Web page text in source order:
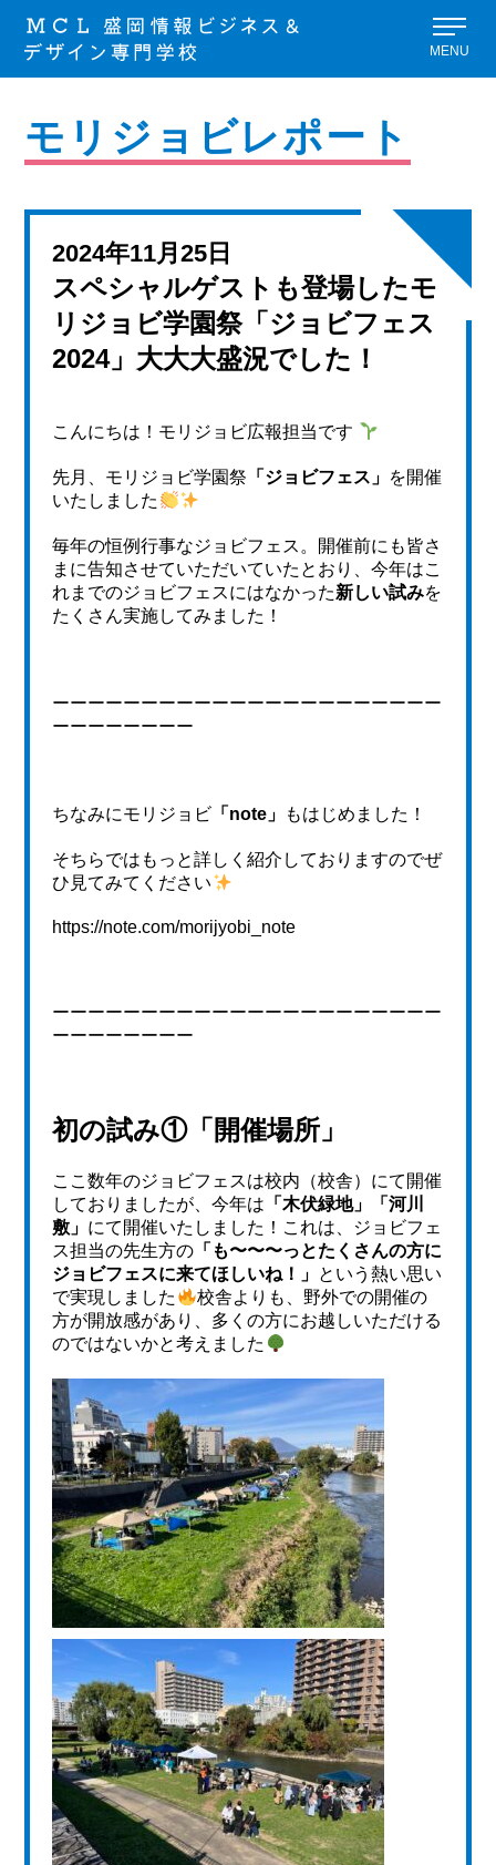
MENU
モリジョビレポート
2024年11月25日
スペシャルゲストも登場したモ
リジョビ学園祭「ジョビフェス
2024」大大大盛況でした！
こんにちは！モリジョビ広報担当です
先月、モリジョビ学園祭 「ジョビフェス」 を開催
いたしました
毎年の恒例行事なジョビフェス。開催前にも皆さ
まに告知させていただいていたとおり、今年はこ
れまでのジョビフェスにはなかった新しい試みを
たくさん実施してみました！
ーーーーーーーーーーーーーーーーーーーーーー
ーーーーーーーー
ちなみにモリジョビ 「note」 もはじめました！
そちらではもっと詳しく紹介しておりますのでぜ
ひ見てみてください
https://note.com/morijyobi_note
ーーーーーーーーーーーーーーーーーーーーーー
ーーーーーーーー
初の試み①「開催場所」
ここ数年のジョビフェスは校内（校舎）にて開催
しておりましたが、今年は 「木伏緑地」「河川
敷」 にて開催いたしました！これは、ジョビフェ
ス担当の先生方の 「も〜〜〜っとたくさんの方に
ジョビフェスに来てほしいね！」 という熱い思い
で実現しました
校舎よりも、野外での開催の
方が開放感があり、多くの方にお越しいただける
のではないかと考えました